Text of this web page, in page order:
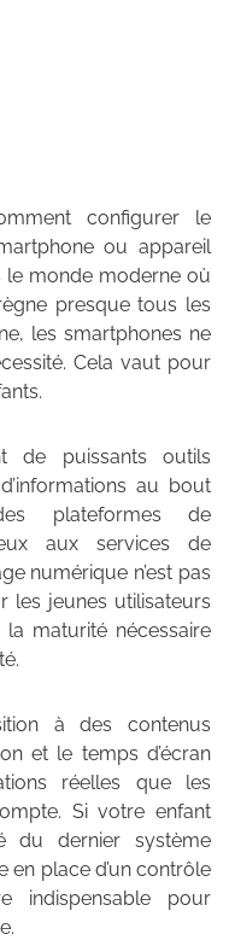
configurer le
ou appareil
le monde moderne où
presque tous les
les smartphones ne
Cela vaut pour
de puissants outils
au bout
plateformes de
aux services de
numérique n’est pas
les jeunes utilisateurs
maturité nécessaire
à des contenus
et le temps d’écran
réelles que les
Si votre enfant
du dernier système
en place d’un contrôle
indispensable pour